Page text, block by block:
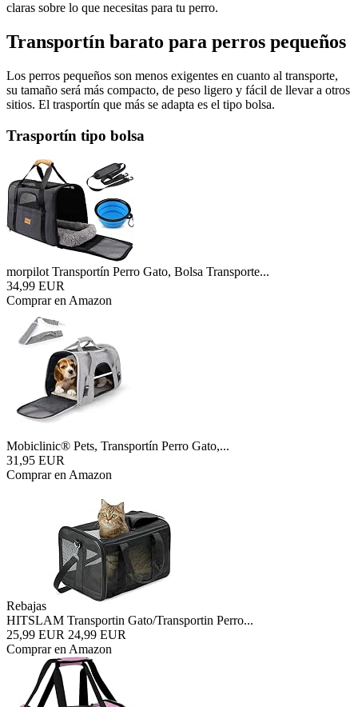
claras sobre lo que necesitas para tu perro.
Transportín barato para perros pequeños
Los perros pequeños son menos exigentes en cuanto al transporte,
su tamaño será más compacto, de peso ligero y fácil de llevar a otros
sitios. El trasportín que más se adapta es el tipo bolsa.
Trasportín tipo bolsa
morpilot Transportín Perro Gato, Bolsa Transporte...
34,99 EUR
Comprar en Amazon
Mobiclinic® Pets, Transportín Perro Gato,...
31,95 EUR
Comprar en Amazon
Rebajas
HITSLAM Transportin Gato/Transportin Perro...
25,99 EUR 24,99 EUR
Comprar en Amazon